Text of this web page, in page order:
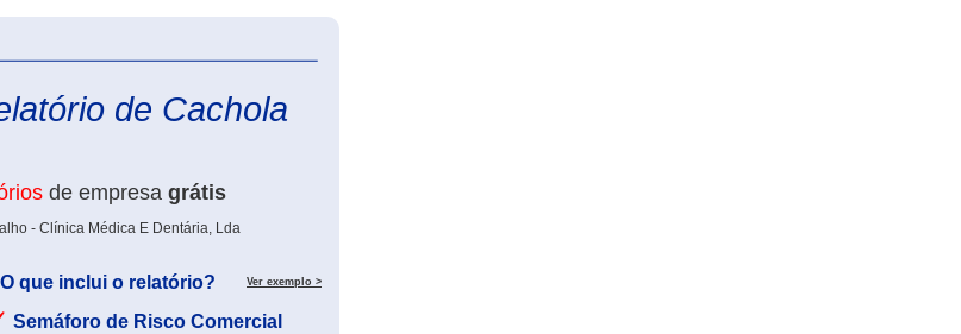
de Cachola
de empresa grátis
- Clínica Médica E Dentária, Lda
O que inclui o relatório? Ver exemplo >
Semáforo de Risco Comercial